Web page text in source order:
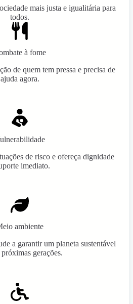
mais justa e igualitária para
todos.
à fome
de quem tem pressa e precisa de
ajuda agora.
de risco e ofereça dignidade
imediato.
ambiente
a garantir um planeta sustentável
próximas gerações.